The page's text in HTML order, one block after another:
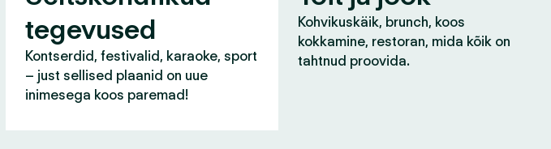
tegevused
Kontserdid, festivalid, karaoke, sport
– just sellised plaanid on uue
inimesega koos paremad!
Kohvikuskäik, brunch, koos
kokkamine, restoran, mida kõik on
tahtnud proovida.